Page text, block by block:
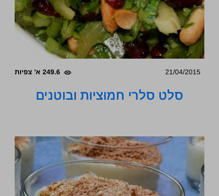
21/04/2015 249.6 א' צפיות
סלט סלרי חמוציות ובוטנים